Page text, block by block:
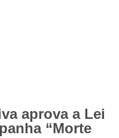
aprova a Lei
“Morte